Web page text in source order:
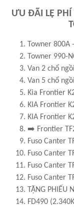
ƯU ĐÃI LỆ PHÍ
Towner
Towner 990-
Van 2 chổ
Van 5 chổ
Kia Frontier
KIA Frontier
KIA Frontier
➡️ Frontier
Fuso Canter
Fuso Canter
Fuso Canter
Fuso Canter
TẶNG PHIẾU
FD490